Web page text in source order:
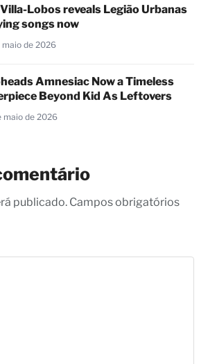
Lobos reveals Legião Urbanas
songs now
maio de 2026
Amnesiac Now a Timeless
Beyond Kid As Leftovers
maio de 2026
publicado. Campos obrigatórios